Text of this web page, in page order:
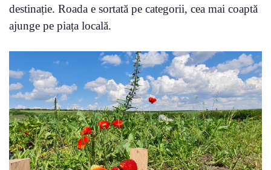
destinație. Roada e sortată pe categorii, cea mai coaptă
ajunge pe piața locală.